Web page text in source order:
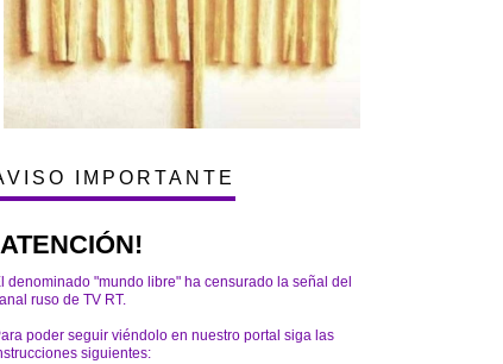
IMPORTANTE
denominado "mundo libre" ha censurado la señal del
ruso de TV RT.
poder seguir viéndolo en nuestro portal siga las
siguientes: